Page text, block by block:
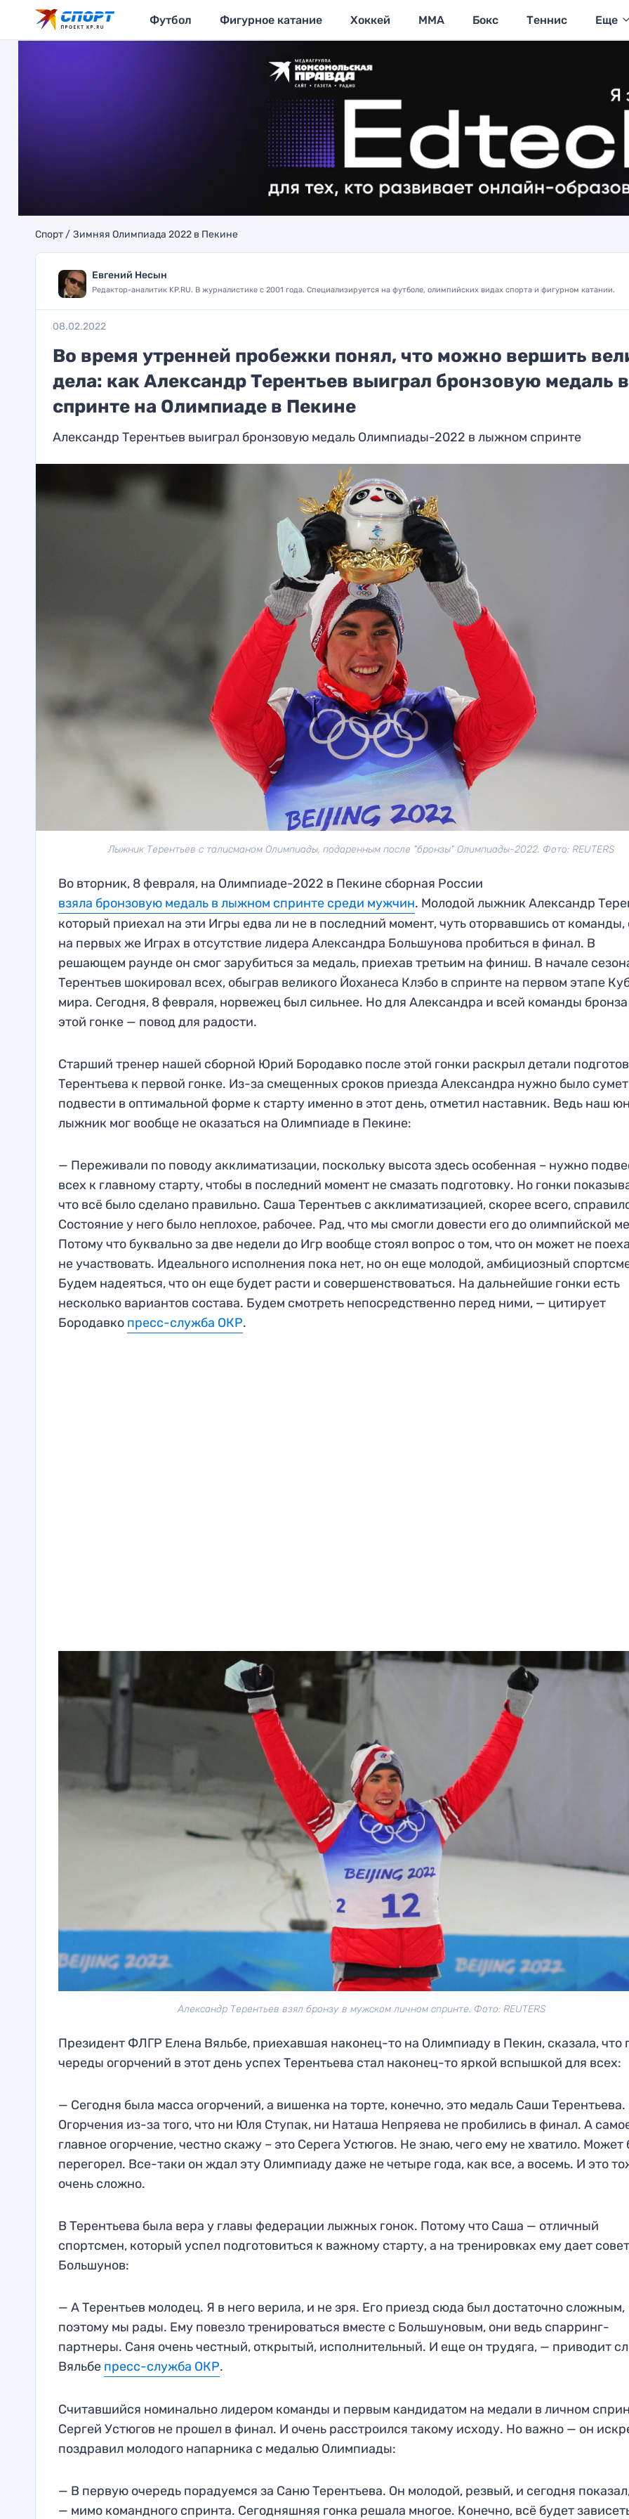
Футбол Фигурное катание Хоккей MMA Бокс Теннис Еще
Спорт Зимняя Олимпиада 2022 в Пекине
Евгений Несын
Редактор-аналитик KP.RU. В журналистике с 2001 года. Специализируется на футболе, олимпийских видах спорта и фигурном катании.
08.02.2022
Во время утренней пробежки понял, что можно вершить
дела: как Александр Терентьев выиграл бронзовую медаль в
спринте на Олимпиаде в Пекине
Александр Терентьев выиграл бронзовую медаль Олимпиады-2022 в лыжном спринте
Лыжник Терентьев с талисманом Олимпиады, подаренным после "бронзы" Олимпиады-2022. Фото: REUTERS
Во вторник, 8 февраля, на Олимпиаде-2022 в Пекине сборная России
взяла бронзовую медаль в лыжном спринте среди мужчин. Молодой лыжник Александр
который приехал на эти Игры едва ли не в последний момент, чуть оторвавшись от команды,
на первых же Играх в отсутствие лидера Александра Большунова пробиться в финал. В
решающем раунде он смог зарубиться за медаль, приехав третьим на финиш. В начале
Терентьев шокировал всех, обыграв великого Йоханеса Клэбо в спринте на первом этапе
мира. Сегодня, 8 февраля, норвежец был сильнее. Но для Александра и всей команды бронза
этой гонке — повод для радости.
Старший тренер нашей сборной Юрий Бородавко после этой гонки раскрыл детали
Терентьева к первой гонке. Из-за смещенных сроков приезда Александра нужно было
подвести в оптимальной форме к старту именно в этот день, отметил наставник. Ведь наш
лыжник мог вообще не оказаться на Олимпиаде в Пекине:
— Переживали по поводу акклиматизации, поскольку высота здесь особенная – нужно
всех к главному старту, чтобы в последний момент не смазать подготовку. Но гонки
что всё было сделано правильно. Саша Терентьев с акклиматизацией, скорее всего,
Состояние у него было неплохое, рабочее. Рад, что мы смогли довести его до олимпийской
Потому что буквально за две недели до Игр вообще стоял вопрос о том, что он может не
не участвовать. Идеального исполнения пока нет, но он еще молодой, амбициозный
Будем надеяться, что он еще будет расти и совершенствоваться. На дальнейшие гонки есть
несколько вариантов состава. Будем смотреть непосредственно перед ними, — цитирует
Бородавко пресс-служба ОКР.
Александр Терентьев взял бронзу в мужском личном спринте. Фото: REUTERS
Президент ФЛГР Елена Вяльбе, приехавшая наконец-то на Олимпиаду в Пекин, сказала, что
череды огорчений в этот день успех Терентьева стал наконец-то яркой вспышкой для всех:
— Сегодня была масса огорчений, а вишенка на торте, конечно, это медаль Саши Терентьева.
Огорчения из-за того, что ни Юля Ступак, ни Наташа Непряева не пробились в финал. А
главное огорчение, честно скажу – это Серега Устюгов. Не знаю, чего ему не хватило. Может
перегорел. Все-таки он ждал эту Олимпиаду даже не четыре года, как все, а восемь. И это
очень сложно.
В Терентьева была вера у главы федерации лыжных гонок. Потому что Саша — отличный
спортсмен, который успел подготовиться к важному старту, а на тренировках ему дает
Большунов:
— А Терентьев молодец. Я в него верила, и не зря. Его приезд сюда был достаточно сложным,
поэтому мы рады. Ему повезло тренироваться вместе с Большуновым, они ведь спарринг-
партнеры. Саня очень честный, открытый, исполнительный. И еще он трудяга, — приводит
Вяльбе пресс-служба ОКР.
Считавшийся номинально лидером команды и первым кандидатом на медали в личном
Сергей Устюгов не прошел в финал. И очень расстроился такому исходу. Но важно — он
поздравил молодого напарника с медалью Олимпиады:
— В первую очередь порадуемся за Саню Терентьева. Он молодой, резвый, и сегодня
— мимо командного спринта. Сегодняшняя гонка решала многое. Конечно, всё будет